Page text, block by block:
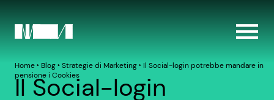
Home‣ Blog‣Strategie di Marketing‣ Il Social-login potrebbe mandare in
pensione i Cookies
Il Social-login